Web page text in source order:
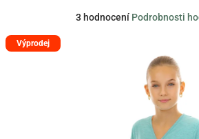
Průměrné
3 hodnocení Podrobnosti
Výprodej